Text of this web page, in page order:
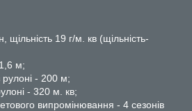
щільність 19 г/м. кв (щільність-
м;
- 200 м;
- 320 м. кв;
випромінювання - 4 сезонів